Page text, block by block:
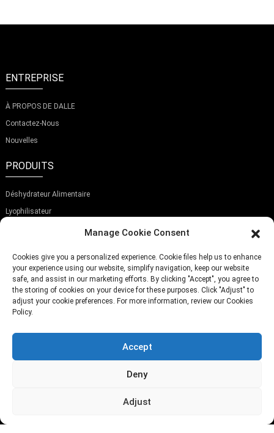
ENTREPRISE
À PROPOS DE DALLE
Contactez-Nous
Nouvelles
PRODUITS
Déshydrateur Alimentaire
Lyophilisateur
ABONNEZ-VOUS À NOTRE NEWSLETTER
Manage Cookie Consent
Cookies give you a personalized experience. Cookie files help us to enhance
your experience using our website, simplify navigation, keep our website
safe, and assist in our marketing efforts. By clicking "Accept", you agree to
the storing of cookies on your device for these purposes. Click "Adjust" to
adjust your cookie preferences. For more information, review our Cookies
Policy.
Accept
Deny
Adjust